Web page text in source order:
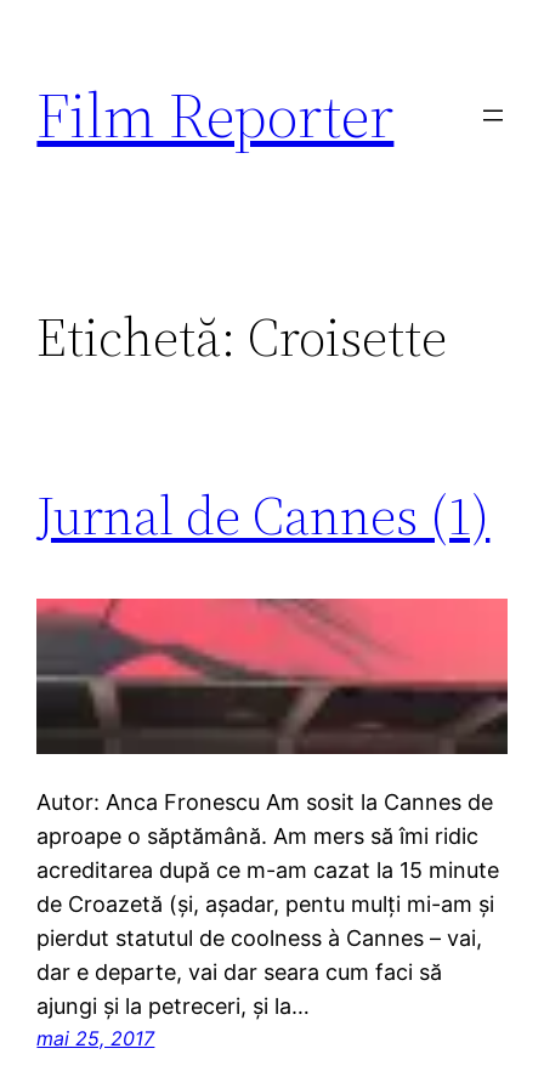
conținut
Film Reporter
Etichetă: Croisette
Jurnal de Cannes (1)
Autor: Anca Fronescu Am sosit la Cannes de
aproape o săptămână. Am mers să îmi ridic
acreditarea după ce m-am cazat la 15 minute
de Croazetă (şi, aşadar, pentu mulţi mi-am şi
pierdut statutul de coolness à Cannes – vai,
dar e departe, vai dar seara cum faci să
ajungi şi la petreceri, şi la…
mai 25, 2017